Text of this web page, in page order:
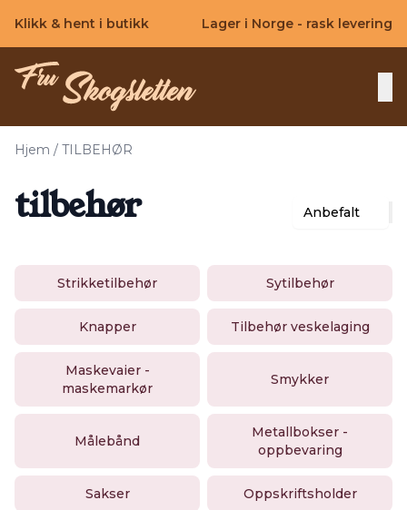
Klikk & hent i butikk Lager i Norge - rask levering
Hjem / TILBEHØR
tilbehør Anbefalt
Strikketilbehør Sytilbehør
Knapper Tilbehør veskelaging
Maskevaier -
maskemarkør
Smykker
Målebånd
Metallbokser -
oppbevaring
Sakser Oppskriftsholder